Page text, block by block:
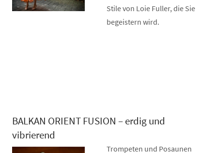
Stile von Loie Fuller, die Sie
begeistern wird.
BALKAN ORIENT FUSION – erdig und
vibrierend
Trompeten und Posaunen